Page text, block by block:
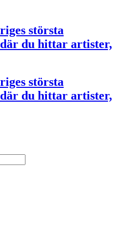
största
du hittar artister,
största
du hittar artister,